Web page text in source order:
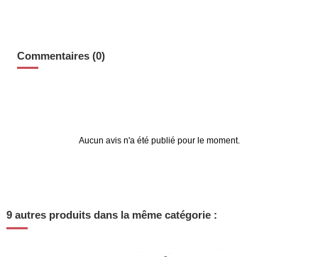
Commentaires (0)
Aucun avis n'a été publié pour le moment.
9 autres produits dans la même catégorie :